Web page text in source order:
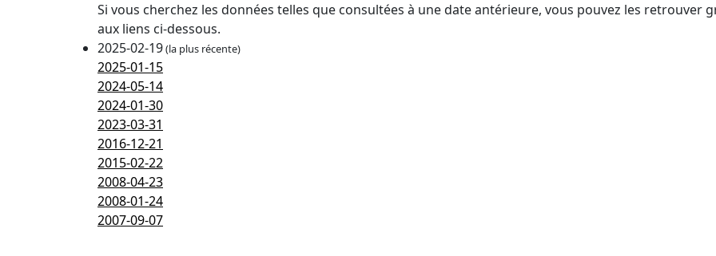
Si vous cherchez les données telles que consultées à une date antérieure, vous pouvez les retrouver
aux liens ci-dessous.
2025-02-19(la plus récente)
2025-01-15
2024-05-14
2024-01-30
2023-03-31
2016-12-21
2015-02-22
2008-04-23
2008-01-24
2007-09-07